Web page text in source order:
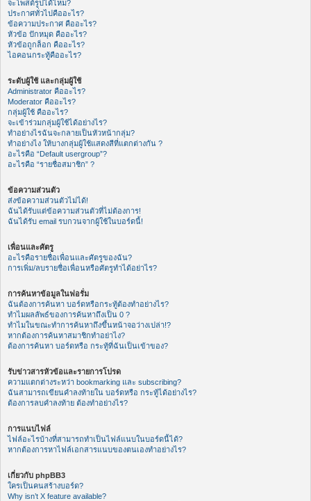
จะโพสต์รูปได้ไหม?
ประกาศทั่วไปคืออะไร?
ข้อความประกาศ คืออะไร?
หัวข้อ ปักหมุด คืออะไร?
หัวข้อถูกล็อก คืออะไร?
ไอคอนกระทู้คืออะไร?
ระดับผู้ใช้ และกลุ่มผู้ใช้
Administrator คืออะไร?
Moderator คืออะไร?
กลุ่มผู้ใช้ คืออะไร?
จะเข้าร่วมกลุ่มผู้ใช้ได้อย่างไร?
ทำอย่างไรฉันจะกลายเป็นหัวหน้ากลุ่ม?
ทำอย่างไง ให้บางกลุ่มผู้ใช้แสดงสีที่แตกต่างกัน ?
อะไรคือ “Default usergroup”?
อะไรคือ “รายชื่อสมาชิก” ?
ข้อความส่วนตัว
ส่งข้อความส่วนตัวไม่ได้!
ฉันได้รับแต่ข้อความส่วนตัวที่ไม่ต้องการ!
ฉันได้รับ email รบกวนจากผู้ใช้ในบอร์ดนี้!
เพื่อนและศัตรู
อะไรคือรายชื่อเพื่อนและศัตรูของฉัน?
การเพิ่ม/ลบรายชื่อเพื่อนหรือศัตรูทำได้อย่าไร?
การค้นหาข้อมูลในฟอรั่ม
ฉันต้องการค้นหา บอร์ดหรือกระทู้ต้องทำอย่างไร?
ทำไมผลลัพธ์ของการค้นหาถึงเป็น 0 ?
ทำไมในขณะทำการค้นหาถึงขึ้นหน้าจอว่างเปล่า!?
หากต้องการค้นหาสมาชิกทำอย่าไง?
ต้องการค้นหา บอร์ดหรือ กระทู้ที่ฉันเป็นเข้าของ?
รับข่าวสารหัวข้อและรายการโปรด
ความแตกต่างระหว่า bookmarking และ subscribing?
ฉันสามารถเขียนคำลงท้ายใน บอร์ดหรือ กระทู้ได้อย่างไร?
ต้องการลบคำลงท้าย ต้องทำอย่างไร?
การแนบไฟล์
ไฟล์อะไรบ้างที่สามารถทำเป็นไฟล์แนบในบอร์ดนี้ได้?
หากต้องการหาไฟล์เอกสารแนบของตนเองทำอย่างไร?
เกี่ยวกับ phpBB3
ใครเป็นคนสร้างบอร์ด?
Why isn’t X feature available?